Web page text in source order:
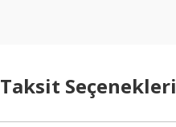
Taksit Seçenekleri